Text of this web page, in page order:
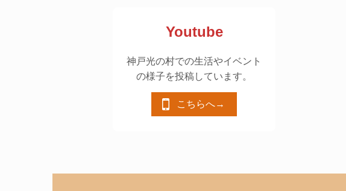
Youtube
神戸光の村での生活やイベント
の様子を投稿しています。
こちらへ→